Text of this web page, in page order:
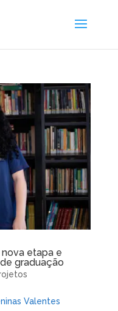
nova etapa e
graduação
Valentes